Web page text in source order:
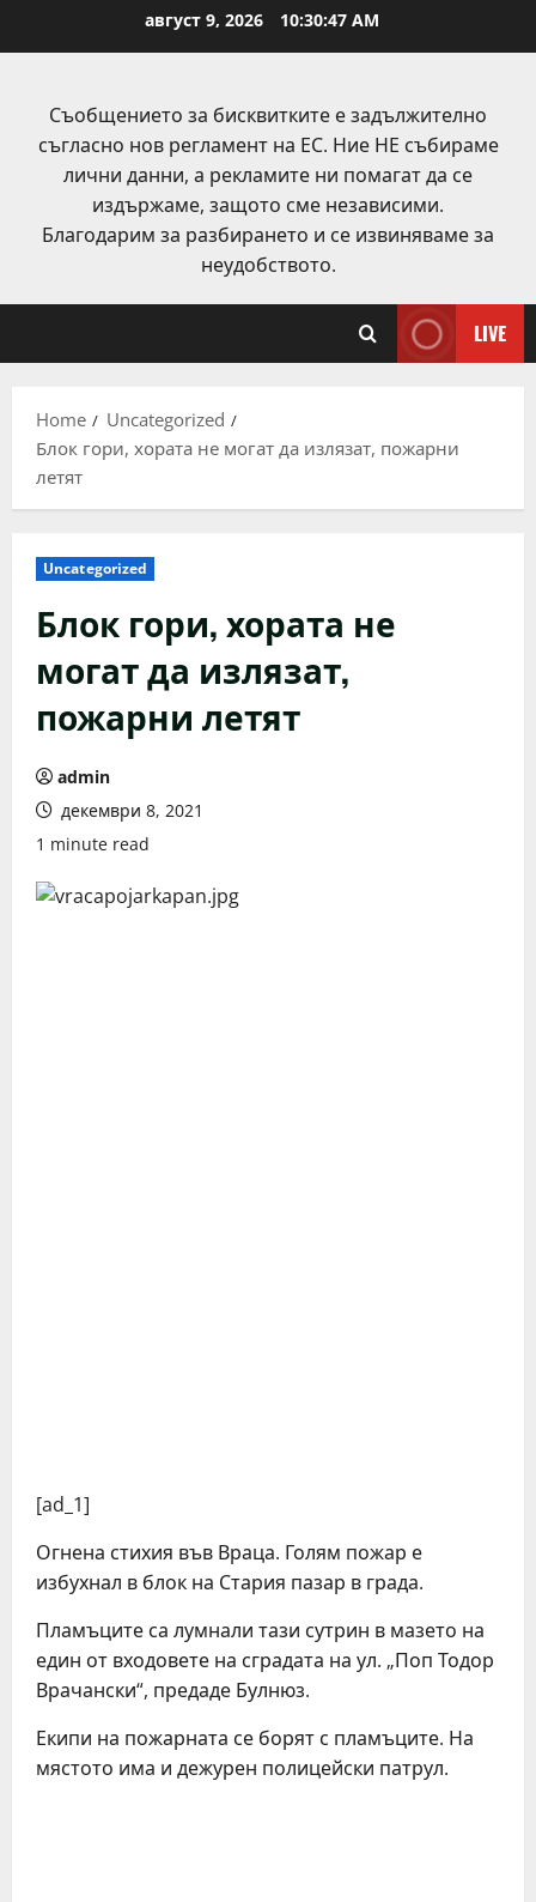
август 9, 2026 10:30:47 AM
Съобщението за бисквитките е задължително
съгласно нов регламент на ЕС. Ние НЕ събираме
лични данни, а рекламите ни помагат да се
издържаме, защото сме независими.
Благодарим за разбирането и се извиняваме за
неудобството.
LIVE
Home
Uncategorized
Блок гори, хората не могат да излязат, пожарни
летят
Uncategorized
Блок гори, хората не
могат да излязат,
пожарни летят
admin
декември 8, 2021
1 minute read
[ad_1]
Огнена стихия във Враца. Голям пожар е
избухнал в блок на Стария пазар в града.
Пламъците са лумнали тази сутрин в мазето на
един от входовете на сградата на ул. „Поп Тодор
Врачански“, предаде Булнюз.
Екипи на пожарната се борят с пламъците. На
мястото има и дежурен полицейски патрул.